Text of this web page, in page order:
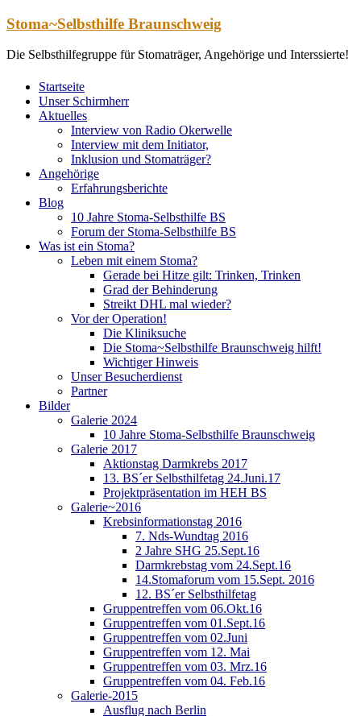
Zum
springen
Stoma~Selbsthilfe Braunschweig
Die Selbsthilfegruppe für Stomaträger, Angehörige und Interssierte!
Startseite
Unser Schirmherr
Aktuelles
Interview von Radio Okerwelle
Interview mit dem Initiator,
Inklusion und Stomaträger?
Angehörige
Erfahrungsberichte
Blog
10 Jahre Stoma-Selbsthilfe BS
Forum der Stoma-Selbsthilfe BS
Was ist ein Stoma?
Leben mit einem Stoma?
Gerade bei Hitze gilt: Trinken, Trinken
Grad der Behinderung
Streikt DHL mal wieder?
Vor der Operation!
Die Kliniksuche
Die Stoma~Selbsthilfe Braunschweig hilft!
Wichtiger Hinweis
Unser Besucherdienst
Partner
Bilder
Galerie 2024
10 Jahre Stoma-Selbsthilfe Braunschweig
Galerie 2017
Aktionstag Darmkrebs 2017
13. BS´er Selbsthilfetag 24.Juni.17
Projektpräsentation im HEH BS
Galerie~2016
Krebsinformationstag 2016
7. Nds-Wundtag 2016
2 Jahre SHG 25.Sept.16
Darmkrebstag vom 24.Sept.16
14.Stomaforum vom 15.Sept. 2016
12. BS´er Selbsthilfetag
Gruppentreffen vom 06.Okt.16
Gruppentreffen vom 01.Sept.16
Gruppentreffen vom 02.Juni
Gruppentreffen vom 12. Mai
Gruppentreffen vom 03. Mrz.16
Gruppentreffen vom 04. Feb.16
Galerie-2015
Ausflug nach Berlin